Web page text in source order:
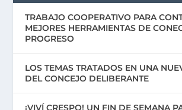
TRABAJO COOPERATIVO PARA
MEJORES HERRAMIENTAS DE
PROGRESO
LOS TEMAS TRATADOS EN UNA
DEL CONCEJO DELIBERANTE
¡VIVÍ CRESPO! UN FIN DE SEMANA